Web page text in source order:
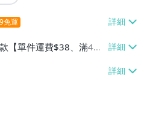
免運
【單件運費$38、滿4件
費】、萊爾富取貨付款
4件或消費滿$599免運
單件運費$100、滿4件
費】